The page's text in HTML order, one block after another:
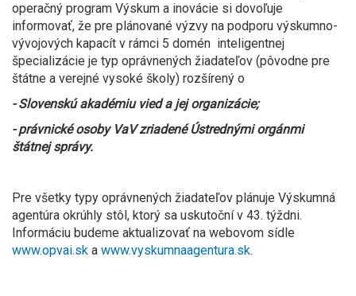
operačný program Výskum a inovácie si dovoľuje
informovať, že pre plánované výzvy na podporu výskumno-
vývojových kapacít v rámci 5 domén inteligentnej
špecializácie je typ oprávnených žiadateľov (pôvodne pre
štátne a verejné vysoké školy) rozšírený o
- Slovenskú akadémiu vied a jej organizácie;
- právnické osoby VaV zriadené Ústrednými orgánmi
štátnej správy.
Pre všetky typy oprávnených žiadateľov plánuje Výskumná
agentúra okrúhly stôl, ktorý sa uskutoční v 43. týždni.
Informáciu budeme aktualizovať na webovom sídle
www.opvai.sk a www.vyskumnaagentura.sk.